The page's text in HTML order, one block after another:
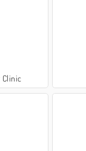
Clinic